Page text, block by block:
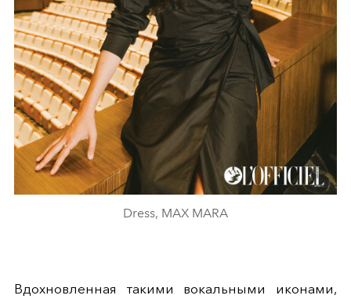
Dress, MAX MARA
Вдохновленная такими вокальными иконами,